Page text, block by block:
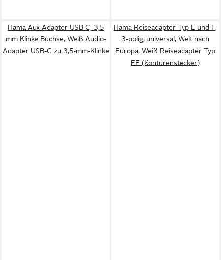
Hama Aux Adapter USB C, 3,5
mm Klinke Buchse, Weiß Audio-
Adapter USB-C zu 3,5-mm-Klinke
Hama Reiseadapter Typ E und F,
3-polig, universal, Welt nach
Europa, Weiß Reiseadapter Typ
EF (Konturenstecker)